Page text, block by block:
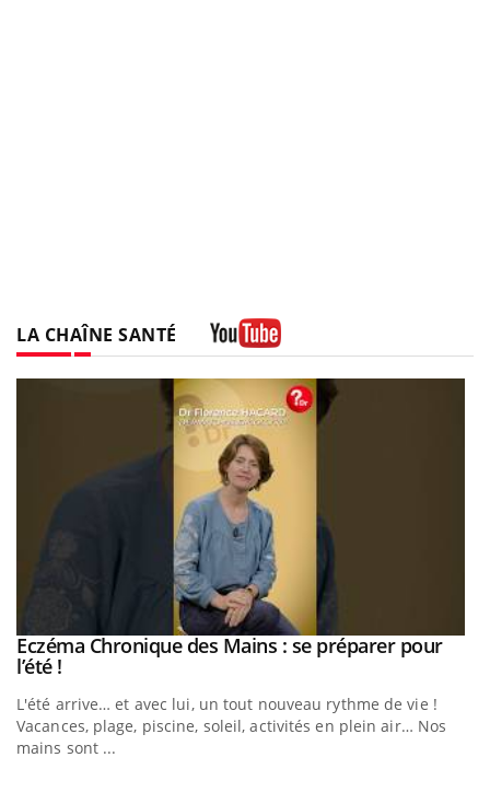
LA CHAÎNE SANTÉ
Youtube
Eczéma Chronique des Mains : se préparer pour
l’été !Youtube
L'été arrive… et avec lui, un tout nouveau rythme de vie !
Vacances, plage, piscine, soleil, activités en plein air… Nos
mains sont ...